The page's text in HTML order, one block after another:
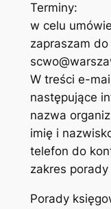
Terminy:
w celu
zapraszam
W treści e-
następujące
nazwa
imię i
telefon do
zakres porady
Porady